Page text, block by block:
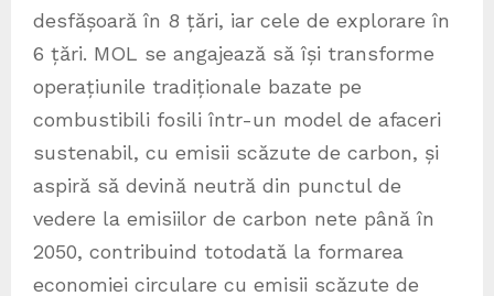
desfășoară în 8 țări, iar cele de explorare în
6 țări. MOL se angajează să își transforme
operațiunile tradiționale bazate pe
combustibili fosili într-un model de afaceri
sustenabil, cu emisii scăzute de carbon, și
aspiră să devină neutră din punctul de
vedere la emisiilor de carbon nete până în
2050, contribuind totodată la formarea
economiei circulare cu emisii scăzute de